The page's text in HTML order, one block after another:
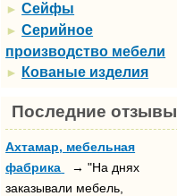
► Сейфы
► Серийное
производство мебели
►
Кованые изделия
Последние отзывы
Ахтамар, мебельная
фабрика
→ "На днях
заказывали мебель,